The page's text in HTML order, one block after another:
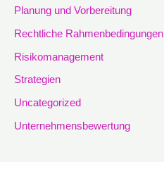
Planung und Vorbereitung
Rechtliche Rahmenbedingungen
Risikomanagement
Strategien
Uncategorized
Unternehmensbewertung